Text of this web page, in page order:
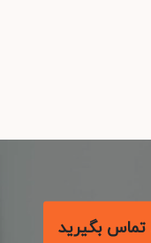
بگیرید